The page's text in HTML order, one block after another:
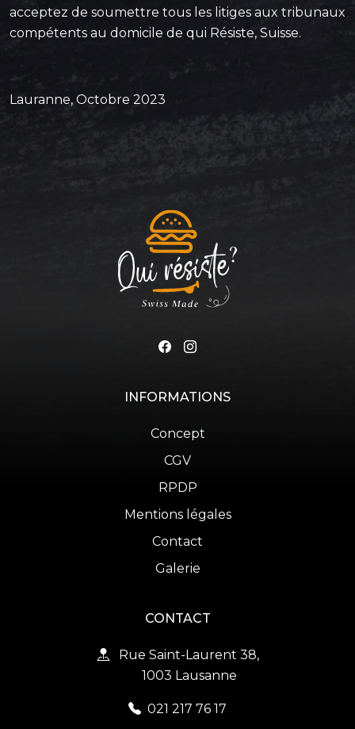
acceptez de soumettre tous les litiges aux tribunaux
compétents au domicile de qui Résiste, Suisse.
Lauranne, Octobre 2023
INFORMATIONS
Concept
CGV
RPDP
Mentions légales
Contact
Galerie
CONTACT
Rue Saint-Laurent 38,
1003 Lausanne
021 217 76 17